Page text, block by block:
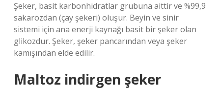
Şeker, basit karbonhidratlar grubuna aittir ve %99,9
sakarozdan (çay şekeri) oluşur. Beyin ve sinir
sistemi için ana enerji kaynağı basit bir şeker olan
glikozdur. Şeker, şeker pancarından veya şeker
kamışından elde edilir.
Maltoz indirgen şeker